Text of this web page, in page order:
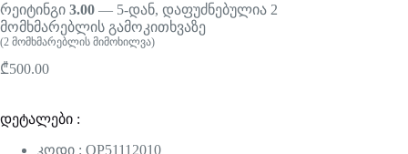
რეიტინგი 3.00 — 5-დან, დაფუძნებულია 2
მომხმარებლის გამოკითხვაზე
(2 მომხმარებლის მიმოხილვა)
₾500.00
დეტალები :
კოდი : OP51112010